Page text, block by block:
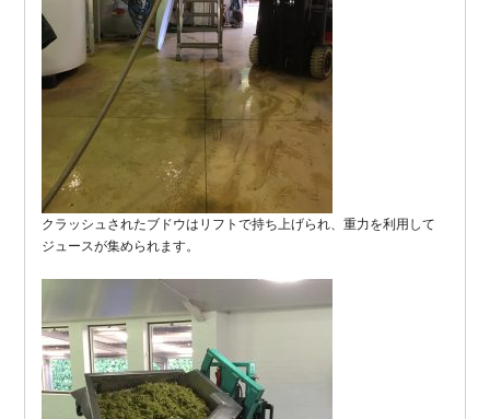
クラッシュされたブドウはリフトで持ち上げられ、重力を利用して
ジュースが集められます。